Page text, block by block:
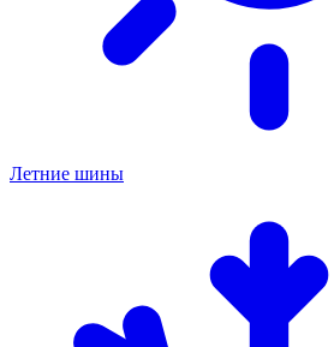
Летние шины